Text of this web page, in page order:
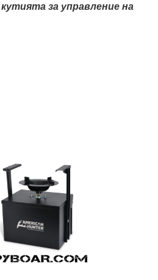
за управление на